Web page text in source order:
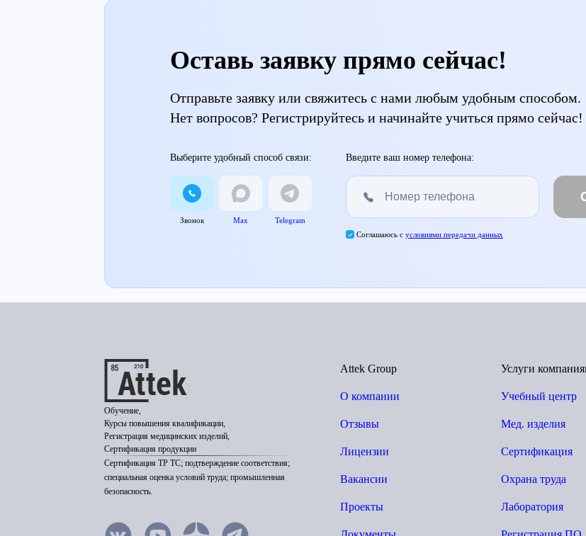
Оставь заявку прямо сейчас!
Отправьте заявку или свяжитесь с нами любым удобным способом.
Нет вопросов? Регистрируйтесь и начинайте учиться прямо сейчас!
Выберите удобный способ связи:
Звонок Max Telegram
Введите ваш номер телефона:
Соглашаюсь с условиями передачи данных
Обучение,
Курсы повышения квалификации,
Регистрация медицинских изделий,
Сертификация продукции
Сертификация ТР ТС; подтверждение соответствия;
специальная оценка условий труда; промышленная
безопасность.
Attek Group
О компании
Отзывы
Лицензии
Вакансии
Проекты
Услуги
Учебный центр
Мед. изделия
Сертификация
Охрана труда
Лаборатория